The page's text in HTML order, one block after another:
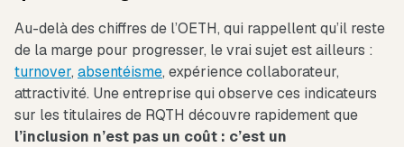
Au-delà des chiffres de l’OETH, qui rappellent qu’il reste
de la marge pour progresser, le vrai sujet est ailleurs :
turnover, absentéisme, expérience collaborateur,
attractivité. Une entreprise qui observe ces indicateurs
sur les titulaires de RQTH découvre rapidement que
l’inclusion n’est pas un coût : c’est un